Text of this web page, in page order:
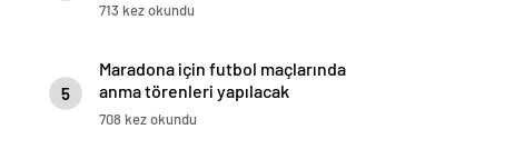
713 kez okundu
5
Maradona için futbol maçlarında
anma törenleri yapılacak
708 kez okundu